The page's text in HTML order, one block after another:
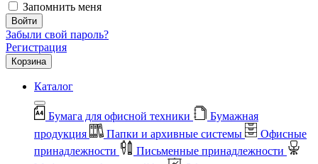
Запомнить меня
Войти
Забыли свой пароль?
Регистрация
Корзина
Каталог
Бумага для офисной техники
Бумажная
продукция
Папки и архивные системы
Офисные
принадлежности
Письменные принадлежности